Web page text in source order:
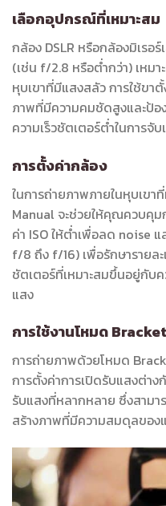
เลือกอุปกรณ์ที่เหมาะสม
กล้อง DSLR หรือกล้องมิเรอ
(เช่น f/2.8 หรือต่ำกว่า) เหม
หุบเขาที่มีแสงสลัว การใช้ข
ภาพที่มีความคมชัดสูงและป้อ
ความเร็วชัตเตอร์ต่ำในการจับ
การตั้งค่ากล้อง
ในการถ่ายภาพภายในหุบเขา
Manual จะช่วยให้คุณควบคุม
ค่า ISO ให้ต่ำเพื่อลด noise
f/8 ถึง f/16) เพื่อรักษารายล
ชัตเตอร์ที่เหมาะสมขึ้นอยู่กับค
แสง
การใช้งานโหมด
การถ่ายภาพด้วยโหมด
การตั้งค่าการเปิดรับแสงต่า
รับแสงที่หลากหลาย ซึ่งสามา
สร้างภาพที่มีความสมดุลของ